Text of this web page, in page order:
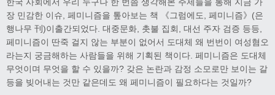
장 민감한 이슈, 페미니즘을 톺아보는 책 《그럼에도, 페미니즘》(은
행나무 刊)이출간되었다. 대중문화, 촛불 집회, 대선 주자 검증 등등,
페미니즘이 딴죽 걸지 않는 부분이 없어서 도대체 왜 번번이 여성혐오
라는지 궁금해하는 사람들을 위해 기획된 책이다. 페미니즘은 도대체
무엇이며 무엇을 할 수 있을까? 갖은 논란과 감정 소모로만 보이는 갈
등을 빚어내는 것만 같은데도 왜 페미니즘이 필요하다는 것일까?